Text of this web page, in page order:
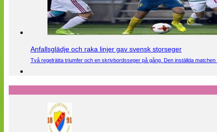
Anfallsglädje och raka linjer gav svensk storseger
Två regelrätta triumfer och en skrivbordsseger på gång. Den inställda